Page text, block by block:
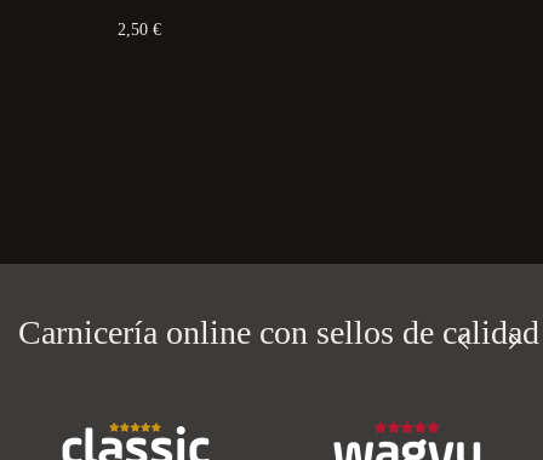
2,50 €
Carnicería online con sellos de calidad